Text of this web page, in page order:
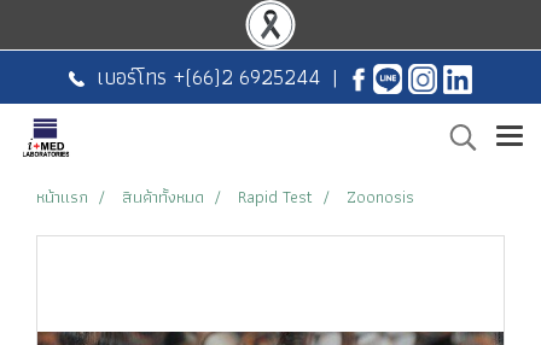
เบอร์โทร +(66)2 6925244 |
หน้าแรก สินค้าทั้งหมด Rapid Test Zoonosis